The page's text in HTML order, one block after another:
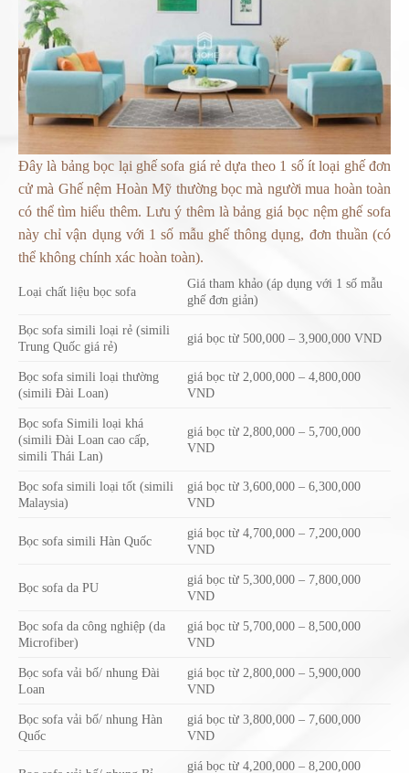
Đây là bảng bọc lại ghế sofa giá rẻ dựa theo 1 số ít loại ghế đơn
cử mà Ghế nệm Hoàn Mỹ thường bọc mà người mua hoàn toàn
có thể tìm hiểu thêm. Lưu ý thêm là bảng giá bọc nệm ghế sofa
này chỉ vận dụng với 1 số mẫu ghế thông dụng, đơn thuần (có
thể không chính xác hoàn toàn).
Loại chất liệu bọc sofa
Giá tham khảo (áp dụng với 1 số mẫu
ghế đơn giản)
Bọc sofa simili loại rẻ (simili
Trung Quốc giá rẻ)
giá bọc từ 500,000 – 3,900,000 VND
Bọc sofa simili loại thường
(simili Đài Loan)
giá bọc từ 2,000,000 – 4,800,000
VND
Bọc sofa Simili loại khá
(simili Đài Loan cao cấp,
simili Thái Lan)
giá bọc từ 2,800,000 – 5,700,000
VND
Bọc sofa simili loại tốt (simili
Malaysia)
giá bọc từ 3,600,000 – 6,300,000
VND
Bọc sofa simili Hàn Quốc
giá bọc từ 4,700,000 – 7,200,000
VND
Bọc sofa da PU
giá bọc từ 5,300,000 – 7,800,000
VND
Bọc sofa da công nghiệp (da
Microfiber)
giá bọc từ 5,700,000 – 8,500,000
VND
Bọc sofa vải bố/ nhung Đài
Loan
giá bọc từ 2,800,000 – 5,900,000
VND
Bọc sofa vải bố/ nhung Hàn
Quốc
giá bọc từ 3,800,000 – 7,600,000
VND
giá bọc từ 4,200,000 – 8,200,000